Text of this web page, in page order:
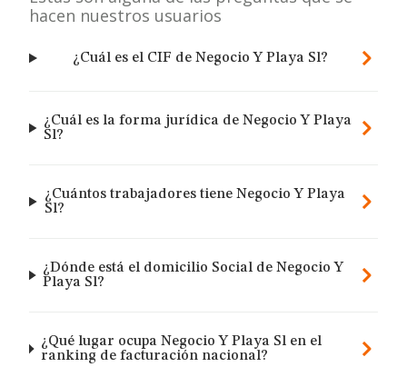
hacen nuestros usuarios
¿Cuál es el CIF de Negocio Y Playa Sl?
¿Cuál es la forma jurídica de Negocio Y Playa
Sl?
¿Cuántos trabajadores tiene Negocio Y Playa
Sl?
¿Dónde está el domicilio Social de Negocio Y
Playa Sl?
¿Qué lugar ocupa Negocio Y Playa Sl en el
ranking de facturación nacional?